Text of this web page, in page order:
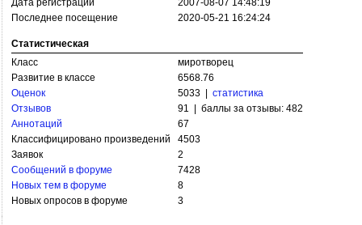
Дата регистрации
2007-08-07 14:48:19
Последнее посещение
2020-05-21 16:24:24
Статистическая
Класс
миротворец
Развитие в классе
6568.76
Оценок
5033 | статистика
Отзывов
91 | баллы за отзывы: 482
Аннотаций
67
Классифицировано произведений
4503
Заявок
2
Сообщений в форуме
7428
Новых тем в форуме
8
Новых опросов в форуме
3